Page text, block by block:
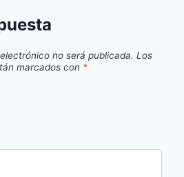
no será publicada. Los
marcados con *